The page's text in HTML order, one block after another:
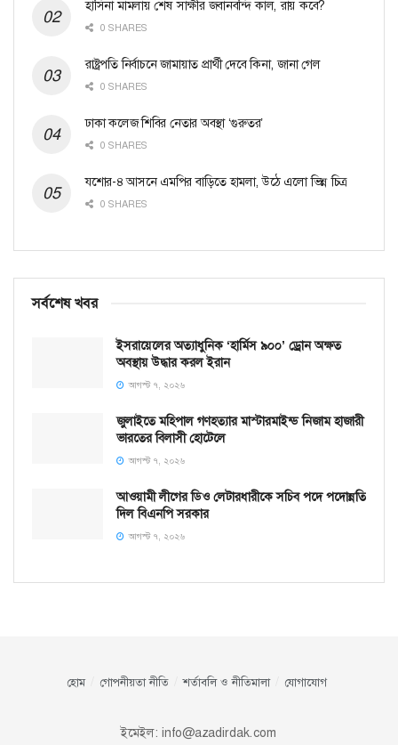
হাসিনা মামলায় শেষ সাক্ষীর জবানবন্দি কাল, রায় কবে?
0 SHARES
রাষ্ট্রপতি নির্বাচনে জামায়াত প্রার্থী দেবে কিনা, জানা গেল
0 SHARES
ঢাকা কলেজ শিবির নেতার অবস্থা ‘গুরুতর’
0 SHARES
যশোর-৪ আসনে এমপির বাড়িতে হামলা, উঠে এলো ভিন্ন চিত্র
0 SHARES
সর্বশেষ খবর
ইসরায়েলের অত্যাধুনিক ‘হার্মিস ৯০০’ ড্রোন অক্ষত
অবস্থায় উদ্ধার করল ইরান
আগস্ট ৭, ২০২৬
জুলাইতে মহিপাল গণহত্যার মাস্টারমাইন্ড নিজাম হাজারী
ভারতের বিলাসী হোটেলে
আগস্ট ৭, ২০২৬
আওয়ামী লীগের ডিও লেটারধারীকে সচিব পদে পদোন্নতি
দিল বিএনপি সরকার
আগস্ট ৭, ২০২৬
হোম গোপনীয়তা নীতি শর্তাবলি ও নীতিমালা যোগাযোগ
ইমেইল: info@azadirdak.com